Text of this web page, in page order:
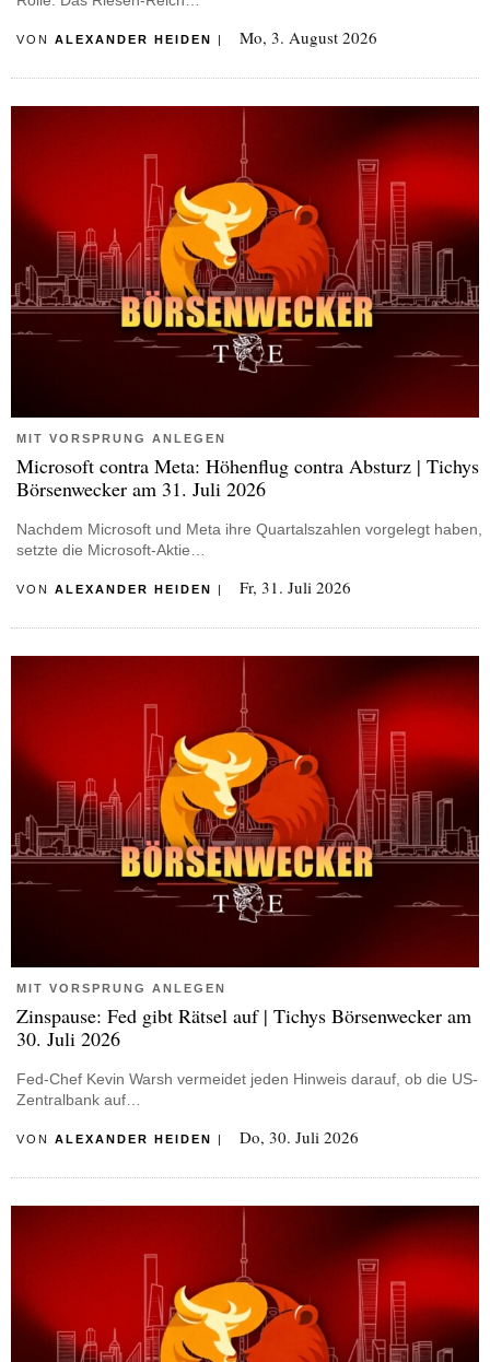
VON ALEXANDER HEIDEN | Mo, 3. August 2026
MIT VORSPRUNG ANLEGEN
Microsoft contra Meta: Höhenflug contra Absturz | Tichys
Börsenwecker am 31. Juli 2026
Nachdem Microsoft und Meta ihre Quartalszahlen vorgelegt haben,
setzte die Microsoft-Aktie…
VON ALEXANDER HEIDEN | Fr, 31. Juli 2026
MIT VORSPRUNG ANLEGEN
Zinspause: Fed gibt Rätsel auf | Tichys Börsenwecker am
30. Juli 2026
Fed-Chef Kevin Warsh vermeidet jeden Hinweis darauf, ob die US-
Zentralbank auf…
VON ALEXANDER HEIDEN | Do, 30. Juli 2026